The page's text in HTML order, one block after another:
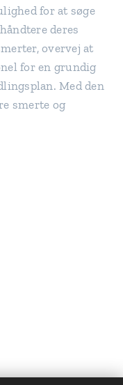
for at søge
deres
overvej at
for en grundig
Med den
smerte og